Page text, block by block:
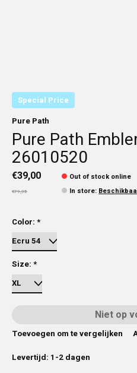
Special Price
Pure Path
Pure Path
26010520
€39,00
€79,95
Out of stock online
In store:
Color: *
Size: *
Niet op
Toevoegen om te vergelijken
Levertijd: 1-2 dagen